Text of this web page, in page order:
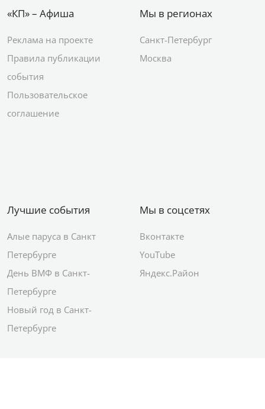
«КП» – Афиша
Реклама на проекте
Правила публикации
события
Пользовательское
соглашение
Мы в регионах
Санкт-Петербург
Москва
Лучшие события
Алые паруса в Санкт
Петербурге
День ВМФ в Санкт-
Петербурге
Новый год в Санкт-
Петербурге
Мы в соцсетях
Вконтакте
YouTube
Яндекс.Район